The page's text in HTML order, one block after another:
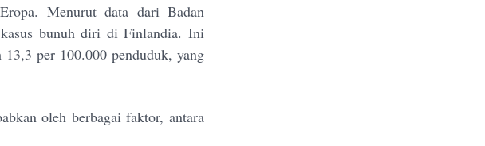
Menurut data dari Badan
bunuh diri di Finlandia. Ini
per 100.000 penduduk, yang
oleh berbagai faktor, antara